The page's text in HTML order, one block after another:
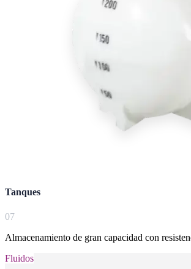
Tanques
07
Almacenamiento de gran capacidad con
Fluidos